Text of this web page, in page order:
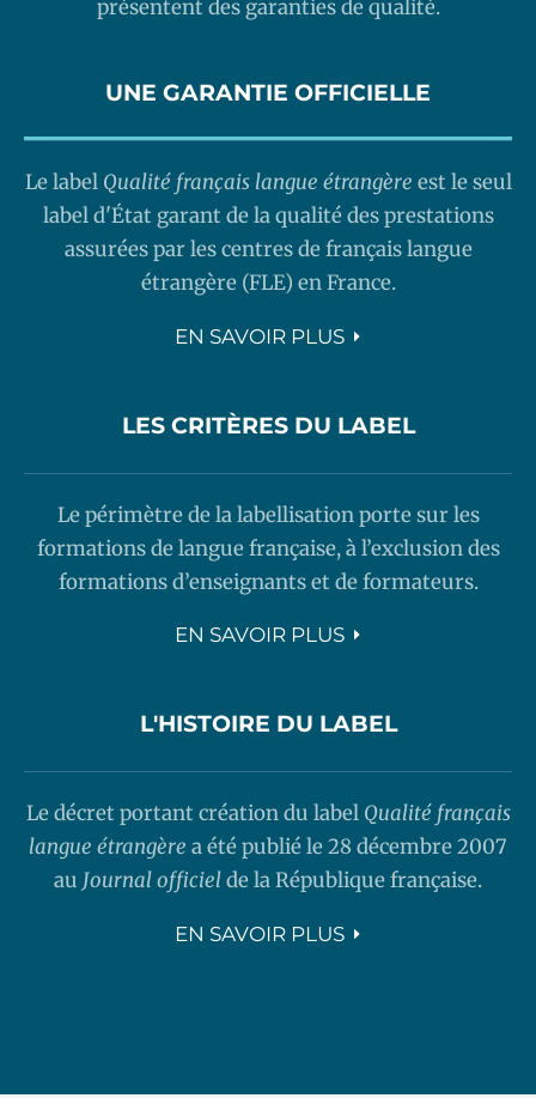
présentent des garanties de qualité.
UNE GARANTIE OFFICIELLE
Le label Qualité français langue étrangère est le seul
label d'État garant de la qualité des prestations
assurées par les centres de français langue
étrangère (FLE) en France.
EN SAVOIR PLUS
LES CRITÈRES DU LABEL
Le périmètre de la labellisation porte sur les
formations de langue française, à l’exclusion des
formations d’enseignants et de formateurs.
EN SAVOIR PLUS
L'HISTOIRE DU LABEL
Le décret portant création du label Qualité français
langue étrangère a été publié le 28 décembre 2007
au Journal officielde la République française.
EN SAVOIR PLUS